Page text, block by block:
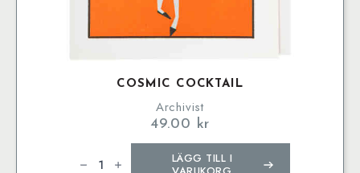
COSMIC COCKTAIL
Archivist
49.00 kr
Cocktail
LÄGG TILL I